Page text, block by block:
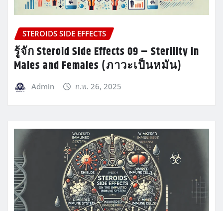
STEROIDS SIDE EFFECTS
รู้จัก Steroid Side Effects 09 – Sterility in
Males and Females (ภาวะเป็นหมัน)
Admin ก.พ. 26, 2025